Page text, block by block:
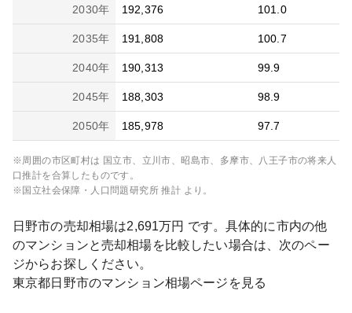
2030年 192,376 101.0
2035年 191,808 100.7
2040年 190,313 99.9
2045年 188,303 98.9
2050年 185,978 97.7
※周囲の市区町村は 国立市、立川市、昭島市、多摩市、八王子市の将来人
口推計を合算したものです。
※国立社会保障・人口問題研究所 推計 より。
日野市の売却相場は2,691万円 です。具体的に市内の他
のマンションと売却相場を比較したい場合は、次のペー
ジからお探しください。
東京都日野市のマンション相場ページを見る